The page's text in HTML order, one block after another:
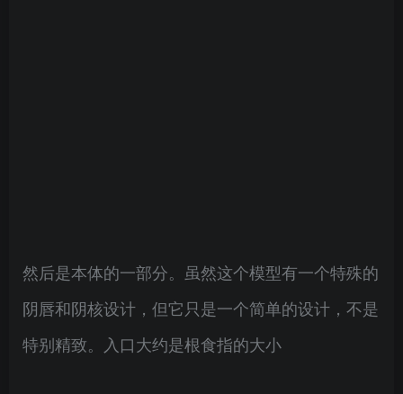
然后是本体的一部分。虽然这个模型有一个特殊的
阴唇和阴核设计，但它只是一个简单的设计，不是
特别精致。入口大约是根食指的大小